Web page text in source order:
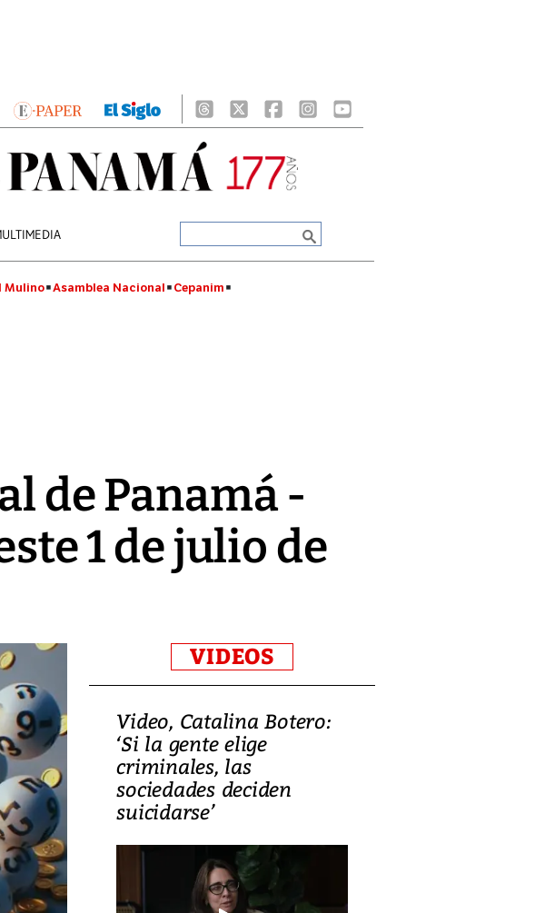
Mulino Asamblea Nacional Cepanim
de Panamá -
1 de julio de
VIDEOS
Video, Catalina Botero:
‘Si la gente elige
criminales, las
sociedades deciden
suicidarse’